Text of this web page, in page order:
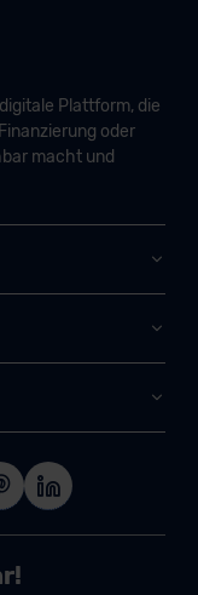
Plattform, die
oder
macht und